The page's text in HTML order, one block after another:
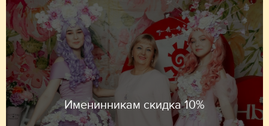
Именинникам скидка 10%